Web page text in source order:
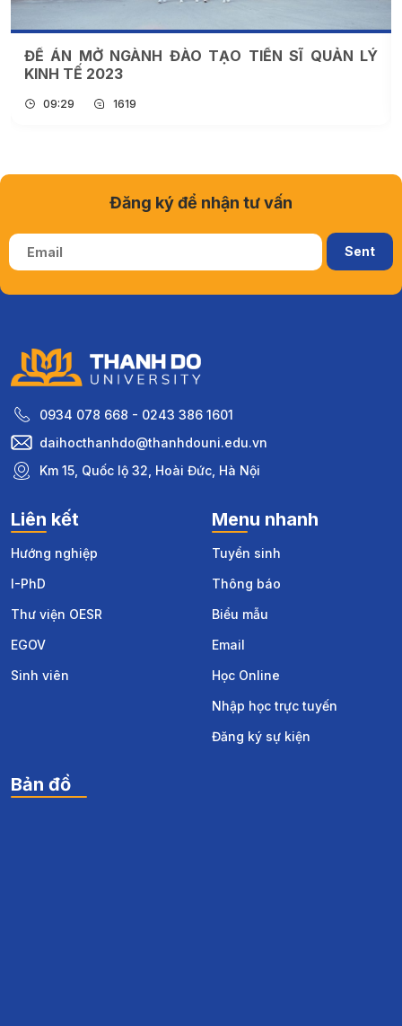
ĐỀ ÁN TUYỂN SINH NĂM 2023 – TRƯỜNG ĐẠI
HỌC THÀNH ĐÔ
14:11 4214
0934 078 668 - 0243 386 1601
daihocthanhdo@thanhdouni.edu.vn
Km 15, Quốc lộ 32, Hoài Đức, Hà Nội
Liên kết
Hướng nghiệp
I-PhD
Thư viện OESR
EGOV
Sinh viên
Menu nhanh
Tuyển sinh
Thông báo
Biểu mẫu
Email
Học Online
Nhập học trực tuyến
Đăng ký sự kiện
Bản đồ
Đăng ký để nhận tư vấn